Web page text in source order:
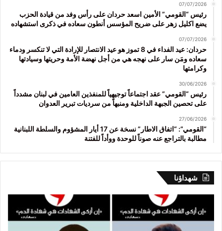
07/07/2026
رئيس “القومي” الأمين اسعد حردان على رأس وفد من قيادة الحزب
يضع اكليل زهر على ضريح المؤسس أنطون سعاده في ذكرى استشهاده
07/07/2026
حردان: عيد الفداء في 8 تموز هو عيد الانتصار للإرادة التي لا تنكسر ودماء
سعاده ومَن سار على نهجه هي من أجل نهضة الأمة وحريتها وسيادتها
وكرامتها
30/06/2026
رئيس “القومي” عقد اجتماعاً توجيهياً للمنفذين العامين في لبنان مشدداً
على تحصين الجبهة الداخلية ومنبهاً من سرديات تبرير العدوان
27/06/2026
“القومي”: “اتفاق الاطار” نسخة عن 17 أيار المشؤوم والسلطة اللبنانية
مطالبة بالتراجع عنه صوناً للوحدة ووأداً للفتنة
شهداؤنا